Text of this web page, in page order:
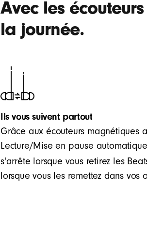
Avec les
la journée.
Ils vous suivent partout
Grâce aux écouteurs magnétiques
Lecture/Mise en pause automatique
s'arrête lorsque vous retirez les
lorsque vous les remettez dans vos